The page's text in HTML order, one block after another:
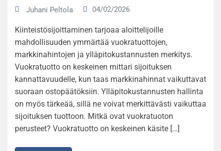
Juhani Peltola 04/02/2026
Kiinteistösijoittaminen tarjoaa aloittelijoille
mahdollisuuden ymmärtää vuokratuottojen,
markkinahintojen ja ylläpitokustannusten merkitys.
Vuokratuotto on keskeinen mittari sijoituksen
kannattavuudelle, kun taas markkinahinnat vaikuttavat
suoraan ostopäätöksiin. Ylläpitokustannusten hallinta
on myös tärkeää, sillä ne voivat merkittävästi vaikuttaa
sijoituksen tuottoon. Mitkä ovat vuokratuoton
perusteet? Vuokratuotto on keskeinen käsite […]